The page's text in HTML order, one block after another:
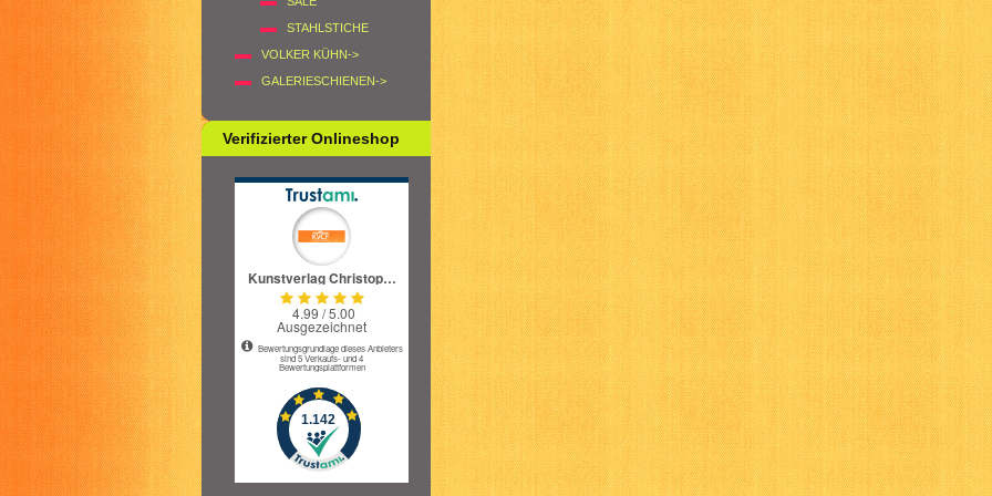
STAHLSTICHE
VOLKER KÜHN->
GALERIESCHIENEN->
Verifizierter Onlineshop